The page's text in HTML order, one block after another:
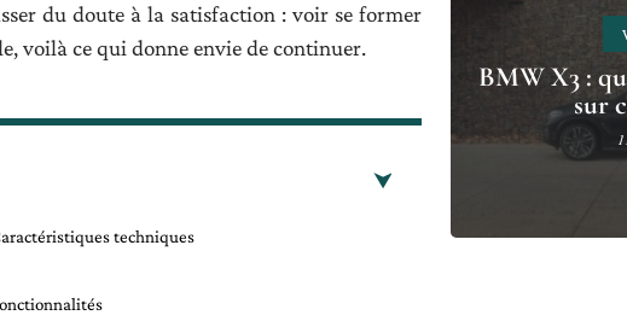
du doute à la satisfaction : voir se former
voilà ce qui donne envie de continuer.
techniques
BMW X3 :
sur